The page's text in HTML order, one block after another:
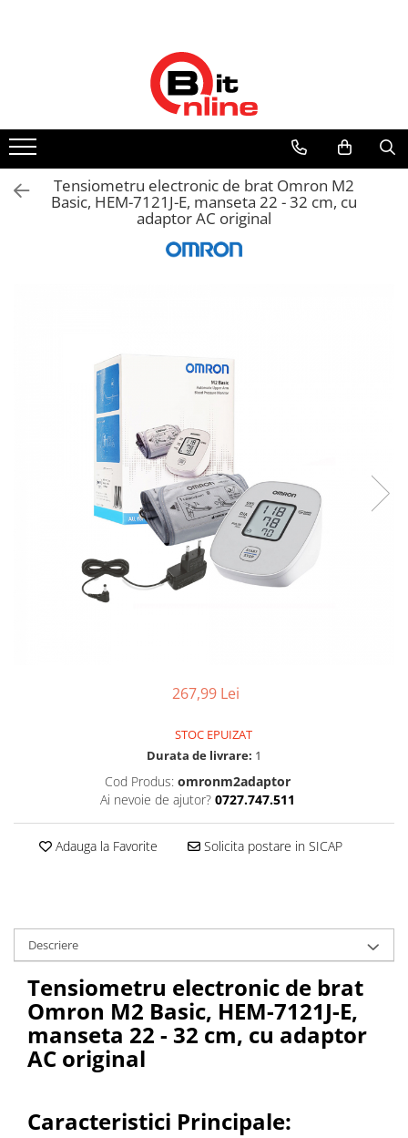
Aparate aerosoli si accesorii
Aparate aerosoli
Camere inhalare
Accesorii
Termometre copii
Termometre clasice
Pulsoximetre de deget
Pulsoximetre profesionale
Monitorizare medicala
Spirometre
Spirometre portabile
Suporturi ortopedice si orteze
Ingrijire personala & cosmetice
Ingrijire personala
Ingrjire faciala
Perii de par
Igiena dentara
Periute de dinti electrice
Irigatoare bucale
Accesorii si rezerve
Ondulatoare si placi de par
Uscatoare si perii electrice
Distribuitor autorizat Philips
Tensiometru electronic de brat Omron M2
Basic, HEM-7121J-E, manseta 22 - 32 cm, cu
adaptor AC original
267,99 Lei
STOC EPUIZAT
Durata de livrare: 1
Cod Produs: omronm2adaptor
Ai nevoie de ajutor? 0727.747.511
Adauga la Favorite Solicita postare in SICAP
Descriere
Tensiometru electronic de brat
Omron M2 Basic, HEM-7121J-E,
manseta 22 - 32 cm, cu adaptor
AC original
Caracteristici Principale: